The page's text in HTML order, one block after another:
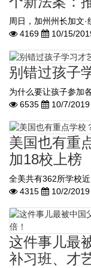
周日，加州州长加文
4169
10/15/
别错过孩子
为什么要让孩子参加
6535
10/7/2019
美国也有重
加18校上榜
全美共有362所学校
4315
10/2/2019
这件事儿最
补习班、才